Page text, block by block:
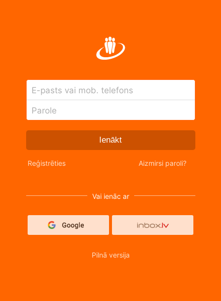
E-pasts vai mob. telefons
Parole
Ienākt
Reģistrēties Aizmirsi paroli?
Vai ienāc ar
Pilnā versija